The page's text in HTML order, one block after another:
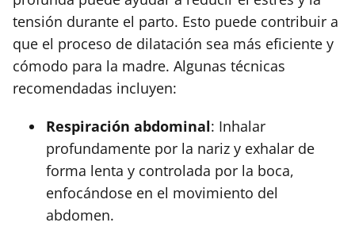
tensión durante el parto. Esto puede contribuir a
que el proceso de dilatación sea más eficiente y
cómodo para la madre. Algunas técnicas
recomendadas incluyen:
Respiración abdominal: Inhalar
profundamente por la nariz y exhalar de
forma lenta y controlada por la boca,
enfocándose en el movimiento del
abdomen.